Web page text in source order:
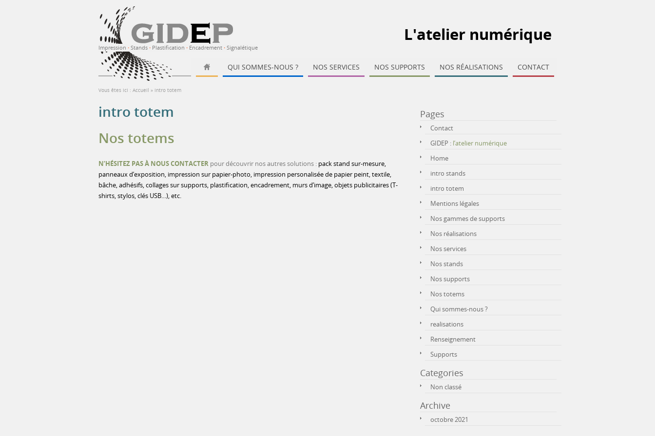
L'atelier numérique
Impression · Stands · Plastification · Encadrement · Signalétique
QUI SOMMES-NOUS ? NOS SERVICES NOS SUPPORTS NOS RÉALISATIONS CONTACT
Vous êtes ici : Accueil » intro totem
intro totem
Nos totems
N’HÉSITEZ PAS À NOUS CONTACTER pour découvrir nos autres solutions : pack stand sur-mesure,
panneaux d’exposition, impression sur papier-photo, impression personalisée de papier peint, textile,
bâche, adhésifs, collages sur supports, plastification, encadrement, murs d’image, objets publicitaires (T-
shirts, stylos, clés USB…), etc.
Pages
Contact
GIDEP : l’atelier numérique
Home
intro stands
intro totem
Mentions légales
Nos gammes de supports
Nos réalisations
Nos services
Nos stands
Nos supports
Nos totems
Qui sommes-nous ?
realisations
Renseignement
Supports
Categories
Non classé
Archive
octobre 2021